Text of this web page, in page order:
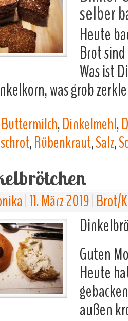
selber
Heute
Brot
Was ist
was grob
Buttermilch,Dinkelmehl,
,Rübenkraut,Salz,
11. März 2019 Brot/
Guten
Heute
außen